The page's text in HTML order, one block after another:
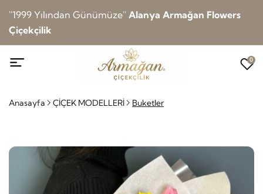
''1999 Yılından Günümüze'' Alanya Armağan Flowers
Çiçekçilik
0
Anasayfa ÇİÇEK MODELLERİ Buketler